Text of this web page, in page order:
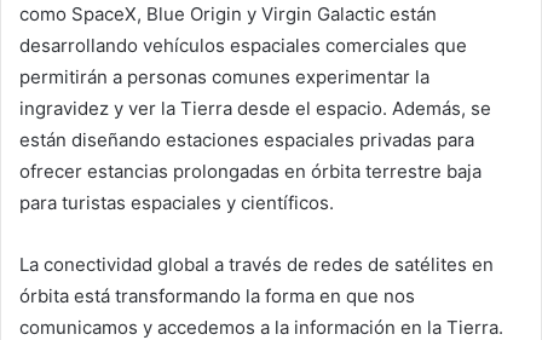
como SpaceX, Blue Origin y Virgin Galactic están
desarrollando vehículos espaciales comerciales que
permitirán a personas comunes experimentar la
ingravidez y ver la Tierra desde el espacio. Además, se
están diseñando estaciones espaciales privadas para
ofrecer estancias prolongadas en órbita terrestre baja
para turistas espaciales y científicos.
La conectividad global a través de redes de satélites en
órbita está transformando la forma en que nos
comunicamos y accedemos a la información en la Tierra.